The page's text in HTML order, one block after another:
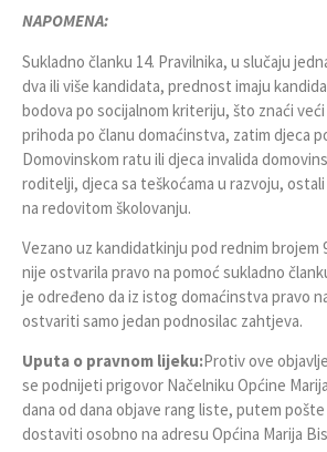
NAPOMENA:
Sukladno članku 14. Pravilnika, u slučaju
dva ili više kandidata, prednost imaju
bodova po socijalnom kriteriju, što znaći
prihoda po članu domaćinstva, zatim djeca
Domovinskom ratu ili djeca invalida
roditelji, djeca sa teškoćama u razvoju,
na redovitom školovanju.
Vezano uz kandidatkinju pod rednim brojem
nije ostvarila pravo na pomoć sukladno
je određeno da iz istog domaćinstva pravo
ostvariti samo jedan podnosilac zahtjeva.
Uputa o pravnom lijeku:Protiv ove
se podnijeti prigovor Načelniku Općine
dana od dana objave rang liste, putem
dostaviti osobno na adresu Općina Marija